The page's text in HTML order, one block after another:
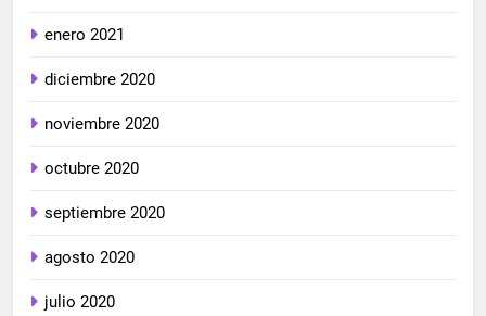
enero 2021
diciembre 2020
noviembre 2020
octubre 2020
septiembre 2020
agosto 2020
julio 2020